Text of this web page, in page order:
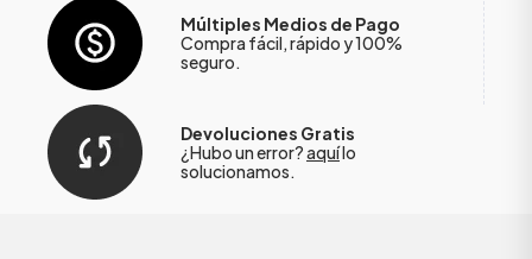
Múltiples Medios de Pago
Compra fácil, rápido y 100%
seguro.
Devoluciones Gratis
¿Hubo un error?aquílo
solucionamos.